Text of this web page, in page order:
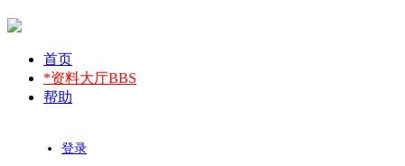
首页
*资料大厅BBS
帮助
登录